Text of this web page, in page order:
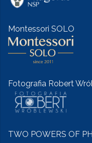
Montessori SOLO
Fotografia Robert
TWO POWERS OF